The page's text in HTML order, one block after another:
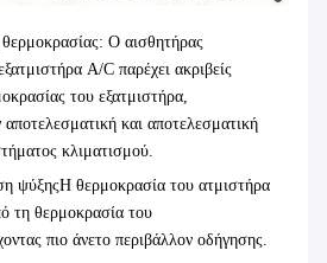
: Ο αισθητήρας
A/C παρέχει ακριβείς
του εξατμιστήρα,
αποτελεσματική και αποτελεσματική
κλιματισμού.
ψύξηςΗ θερμοκρασία του ατμιστήρα
τη θερμοκρασία του
πιο άνετο περιβάλλον οδήγησης.